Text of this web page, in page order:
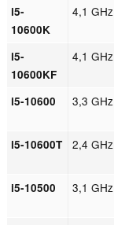
i5-
10600K
4,1 GHz
i5-
10600KF
4,1 GHz
i5-10600 3,3 GHz
i5-10600T 2,4 GHz
i5-10500 3,1 GHz